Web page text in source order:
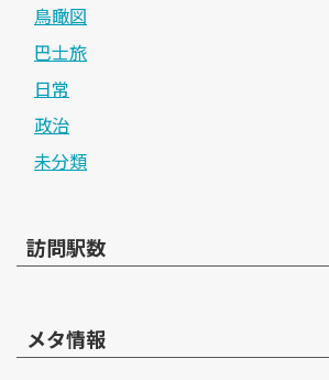
鳥瞰図
巴士旅
日常
政治
未分類
訪問駅数
メタ情報